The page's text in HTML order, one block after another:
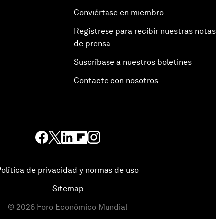
Conviértase en miembro
Regístrese para recibir nuestras notas
de prensa
Suscríbase a nuestros boletines
Contacte con nosotros
de privacidad y normas de uso
Sitemap
© 2026 Foro Económico Mundial